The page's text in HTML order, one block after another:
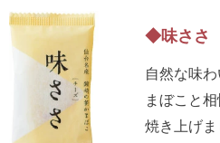
◆味ささ
自然な味
まぼこと
焼き上げ